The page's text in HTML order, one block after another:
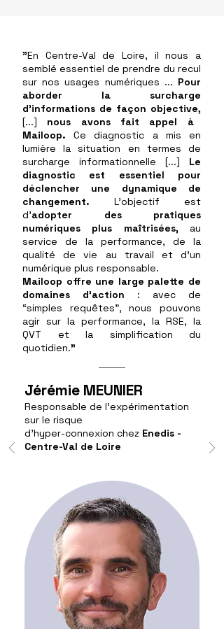
"En Centre-Val de Loire, il nous a
semblé essentiel de prendre du recul
sur nos usages numériques ... Pour
aborder la surcharge
d’informations de façon objective,
[...] nous avons fait appel à
Mailoop.Ce diagnostic a mis en
lumière la situation en termes de
surcharge informationnelle [...] Le
diagnostic est essentiel pour
déclencher une dynamique de
changement. L'objectif est
d'adopter des pratiques
numériques plus maîtrisées, au
service de la performance, de la
qualité de vie au travail et d'un
numérique plus responsable.
Mailoop offre une large palette de
domaines d’action : avec de
“simples requêtes”, nous pouvons
agir sur la performance, la RSE, la
QVT et la simplification du
quotidien."
Jérémie MEUNIER
Responsable de l'expérimentation
sur le risque
d'hyper-connexion chez Enedis -
Centre-Val de Loire